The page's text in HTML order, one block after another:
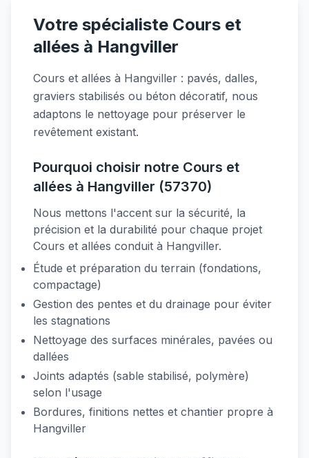
Votre spécialiste Cours et
allées à Hangviller
Cours et allées à Hangviller : pavés, dalles,
graviers stabilisés ou béton décoratif, nous
adaptons le nettoyage pour préserver le
revêtement existant.
Pourquoi choisir notre Cours et
allées à Hangviller (57370)
Nous mettons l'accent sur la sécurité, la
précision et la durabilité pour chaque projet
Cours et allées conduit à Hangviller.
Étude et préparation du terrain (fondations,
compactage)
Gestion des pentes et du drainage pour éviter
les stagnations
Nettoyage des surfaces minérales, pavées ou
dallées
Joints adaptés (sable stabilisé, polymère)
selon l'usage
Bordures, finitions nettes et chantier propre à
Hangviller